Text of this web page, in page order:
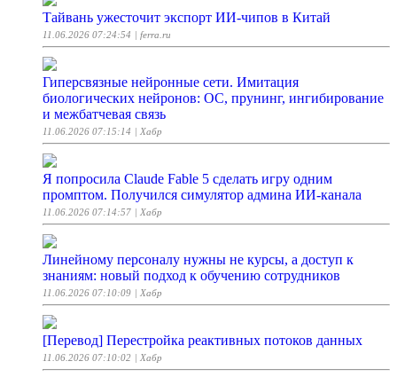
Тайвань ужесточит экспорт ИИ-чипов в Китай
11.06.2026 07:24:54 | ferra.ru
Гиперсвязные нейронные сети. Имитация
биологических нейронов: ОС, прунинг, ингибирование
и межбатчевая связь
11.06.2026 07:15:14 | Хабр
Я попросила Claude Fable 5 сделать игру одним
промптом. Получился симулятор админа ИИ-канала
11.06.2026 07:14:57 | Хабр
Линейному персоналу нужны не курсы, а доступ к
знаниям: новый подход к обучению сотрудников
11.06.2026 07:10:09 | Хабр
[Перевод] Перестройка реактивных потоков данных
11.06.2026 07:10:02 | Хабр